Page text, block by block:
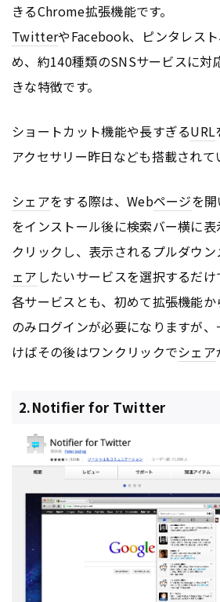
きるChrome拡張機能です。
TwitterやFacebook、ピンタレス
め、約140種類のSNSサービスに対
きな特徴です。
ショートカット機能や長すぎるURL
アクセサリー昨日なども搭載されて
シェアをする際は、Webページを
をインストール後に検索バー横に
クリックし、表示されるプルダウ
ェア したいサービスを選択するだけ
各サービスとも、初めて拡張機能
のみログインが必要になりますが
けばその後はワンクリックでシェア
2.Notifier for Twitter